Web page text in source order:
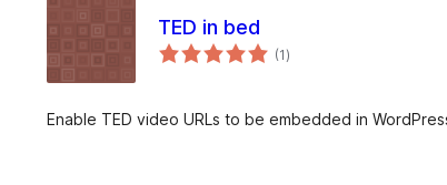
TED in bed
(1전
체)
Enable TED video URLs to be embedded in